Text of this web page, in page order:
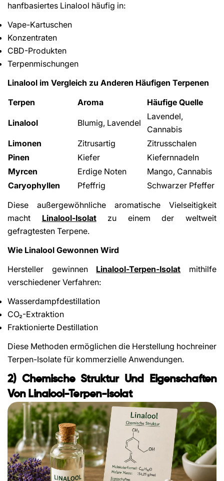
hanfbasiertes Linalool häufig in:
Vape-Kartuschen
Konzentraten
CBD-Produkten
Terpenmischungen
Linalool im Vergleich zu Anderen Häufigen Terpenen
Terpen
Aroma Häufige Quelle
Linalool Blumig, Lavendel
Lavendel,
Cannabis
Limonen
Zitrusartig
Zitrusschalen
Pinen
Kiefer
Kiefernnadeln
Myrcen
Erdige Noten
Mango, Cannabis
Caryophyllen
Pfeffrig
Schwarzer Pfeffer
Diese außergewöhnliche aromatische Vielseitigkeit
macht Linalool-Isolatzu einem der weltweit
gefragtesten Terpene.
Wie Linalool Gewonnen Wird
Hersteller gewinnen Linalool-Terpen-Isolat mithilfe
verschiedener Verfahren:
Wasserdampfdestillation
CO₂-Extraktion
Fraktionierte Destillation
Diese Methoden ermöglichen die Herstellung hochreiner
Terpen-Isolate für kommerzielle Anwendungen.
2) Chemische Struktur Und Eigenschaften
Von Linalool-Terpen-Isolat